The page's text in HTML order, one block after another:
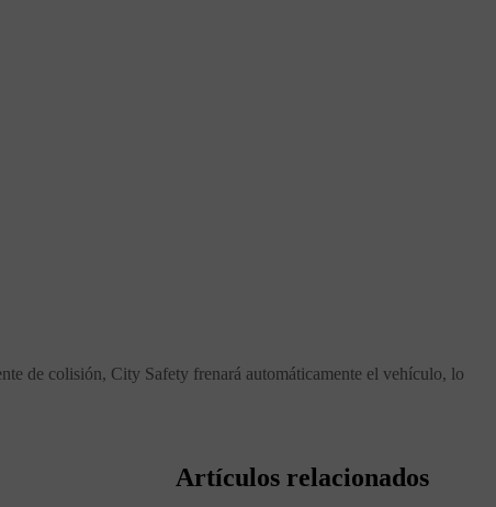
de colisión, City Safety frenará automáticamente el vehículo, lo
Artículos relacionados